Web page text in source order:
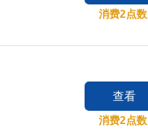
消费2点数
查看
消费2点数